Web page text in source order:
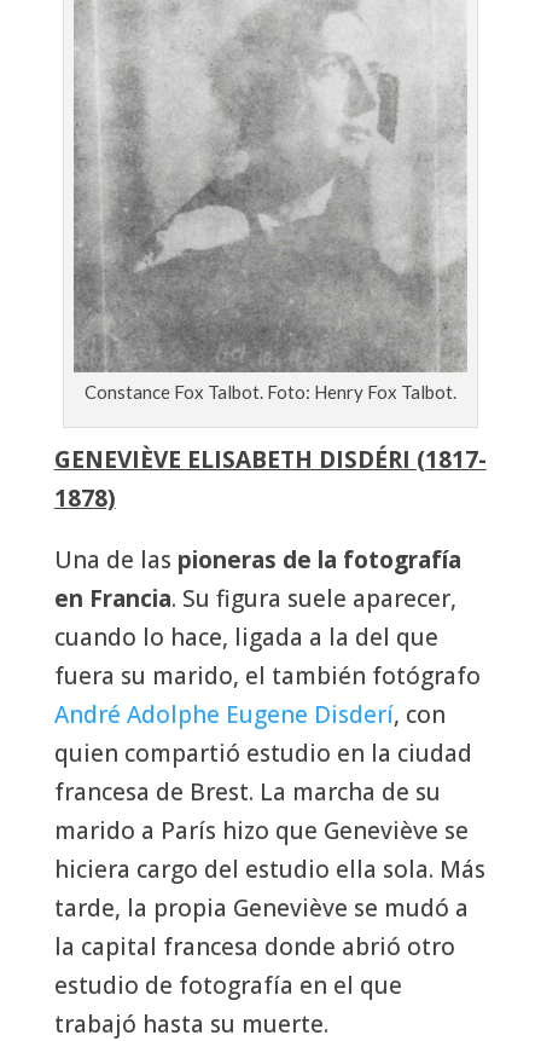
Constance Fox Talbot. Foto: Henry Fox Talbot.
GENEVIÈVE ELISABETH DISDÉRI (1817-
1878)
Una de las pioneras de la fotografía
en Francia. Su figura suele aparecer,
cuando lo hace, ligada a la del que
fuera su marido, el también fotógrafo
André Adolphe Eugene Disderí, con
quien compartió estudio en la ciudad
francesa de Brest. La marcha de su
marido a París hizo que Geneviève se
hiciera cargo del estudio ella sola. Más
tarde, la propia Geneviève se mudó a
la capital francesa donde abrió otro
estudio de fotografía en el que
trabajó hasta su muerte.